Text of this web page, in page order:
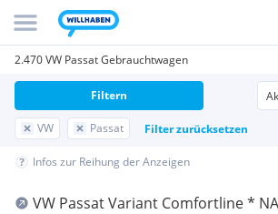
2.470 VW Passat Gebrauchtwagen
VW Passat Filter zurücksetzen
Filtern
Infos zur Reihung der Anzeigen
VW Passat Variant Comfortline *